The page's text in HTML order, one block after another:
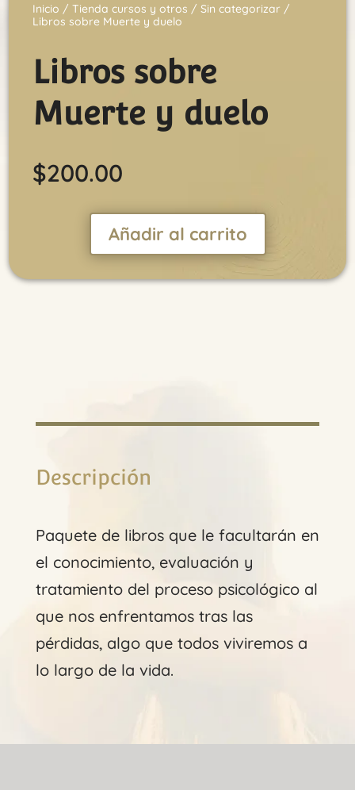
Inicio /Tienda cursos y otros /Sin categorizar /
Libros sobre Muerte y duelo
Libros sobre
Muerte y duelo
$200.00
Añadir al carrito
Descripción
Paquete de libros que le facultarán en
el conocimiento, evaluación y
tratamiento del proceso psicológico al
que nos enfrentamos tras las
pérdidas, algo que todos viviremos a
lo largo de la vida.